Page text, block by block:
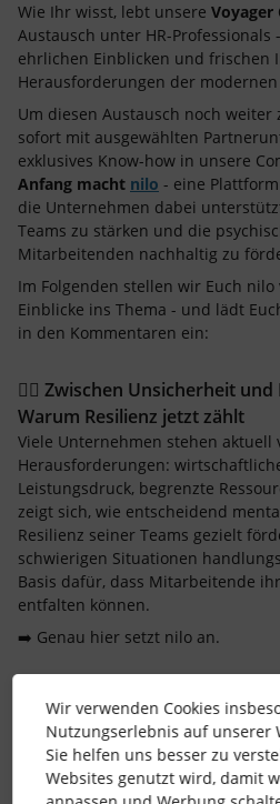
Wie Ihr wisst, lebt unsere
Austausch unter HR-Professionals
ehrlichen Einblicken und frischen
Herausforderungen der
Um diesen Austausch noch
sofort mit ausgewählten
exklusives Know-how in unsere
Anfang macht nilo - eine
die Unternehmen dabei
Teams zu stärken und die
Mitarbeitenden nachhaltig zu
Im Folgenden stellen wir Euch
Einblicke ins Thema - und lädt
in den Kommentaren ein:
😵‍💫 Zwischen Unsicherheit
Warum Resilienz jetzt zählt
Viele Unternehmen stehen aktuell
Herausforderungen:
Leistungsdruck, begrenzte
zeigt sich, wie entscheidend
Resilienz seiner Teams gezielt
schwierigen Situationen
Basis dafür, dass Mitarbeitende
entfalten können.
➡️ Genau hier setzt nilo an.
🧠 nilo - mentale Gesundheit
nilo ist eine digitale Plattform aus
dabei unterstützt, mentale
fördern - bei Mitarbeitenden,
Bereich. Denn mentale
Wir verwenden Cookies
Nutzungserlebnis auf unserer
Sie helfen uns besser zu
Websites genutzt wird, damit